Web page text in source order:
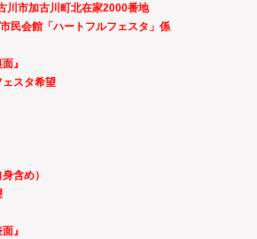
市加古川町北在家2000番地
民会館「ハートフルフェスタ」係
』
ェスタ希望
含め）
』